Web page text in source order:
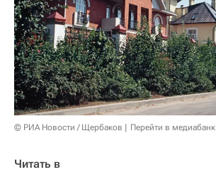
© РИА Новости / Щербаков Перейти в медиабанк
Читать в